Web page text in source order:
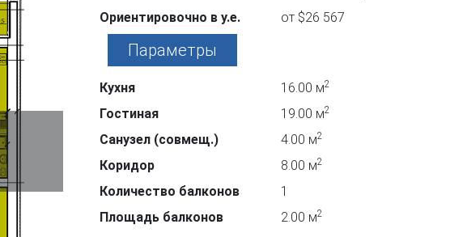
Ориентировочно в у.е.
от $26 567
Параметры
Кухня 16.00 м2
Гостиная 19.00 м2
Санузел (совмещ.) 4.00 м2
Коридор 8.00 м2
Количество балконов
1
Площадь балконов
2.00 м2